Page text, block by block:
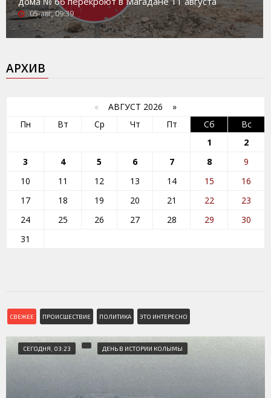
05-авг, 09:39
АРХИВ
« АВГУСТ 2026 »
Пн
Вт Ср Чт Пт Сб
Вс
1
2
3
4 5 6 7 8
9
10
11 12 13 14 15
16
17
18 19 20 21 22
23
24
25 26 27 28 29
30
31
СВЕЖЕЕ ПРОИСШЕСТВИЕ ПОЛИТИКА ЭТО ИНТЕРЕСНО
СЕГОДНЯ, 03:23 ДЕНЬ В ИСТОРИИ КОЛЫМЫ